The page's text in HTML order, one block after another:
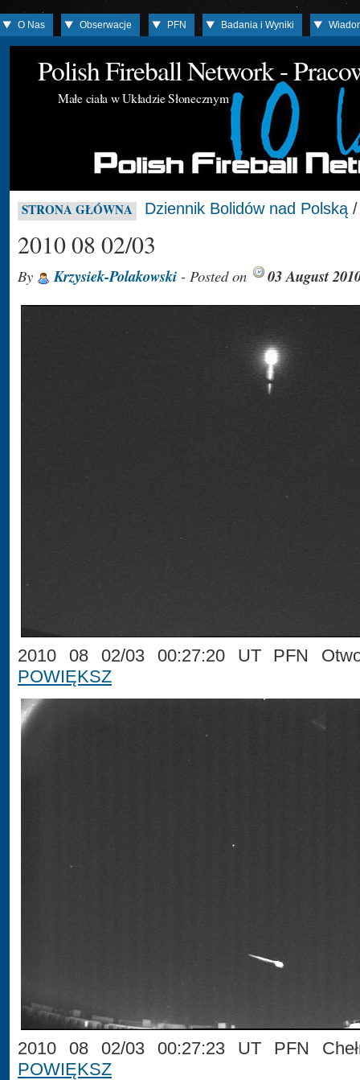
O Nas Obserwacje PFN Badania i Wyniki
Polish Fireball Network -
Małe ciała w Układzie Słonecznym
STRONA GŁÓWNA Dziennik Bolidów nad Polską
2010 08 02/03
By Krzysiek-Polakowski - Posted on 03 August
2010 08 02/03 00:27:20 UT PFN
POWIĘKSZ
2010 08 02/03 00:27:23 UT PFN
POWIĘKSZ